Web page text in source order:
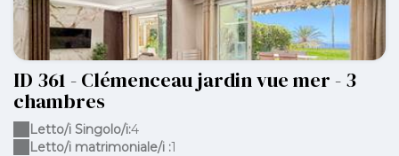
ID 361 - Clémenceau jardin vue mer - 3
chambres
Letto/i Singolo/i:4
Letto/i matrimoniale/i :1